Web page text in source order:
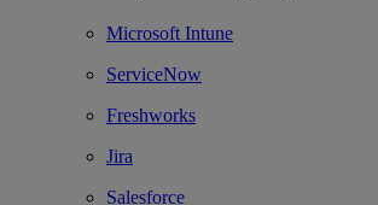
Microsoft Intune
ServiceNow
Freshworks
Jira
Salesforce